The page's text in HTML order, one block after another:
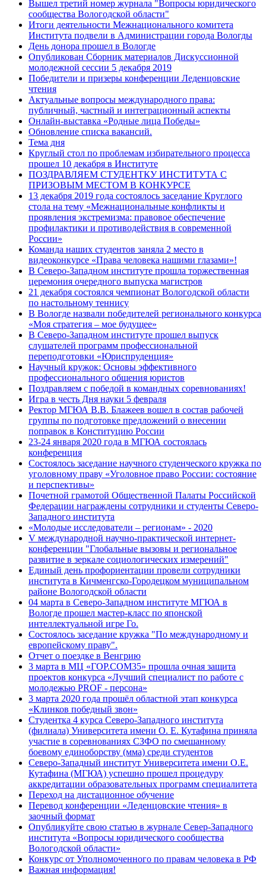
Вышел третий номер журнала "Вопросы юридического
сообщества Вологодской области"
Итоги деятельности Межнационального комитета
Института подвели в Администрации города Вологды
День донора прошел в Вологде
Опубликован Сборник материалов Дискуссионной
молодежной сессии 5 декабря 2019
Победители и призеры конференции Леденцовские
чтения
Актуальные вопросы международного права:
публичный, частный и интеграционный аспекты
Онлайн-выставка «Родные лица Победы»
Обновление списка вакансий.
Тема дня
Круглый стол по проблемам избирательного процесса
прошел 10 декабря в Институте
ПОЗДРАВЛЯЕМ СТУДЕНТКУ ИНСТИТУТА С
ПРИЗОВЫМ МЕСТОМ В КОНКУРСЕ
13 декабря 2019 года состоялось заседание Круглого
стола на тему «Межнациональные конфликты и
проявления экстремизма: правовое обеспечение
профилактики и противодействия в современной
России»
Команда наших студентов заняла 2 место в
видеоконкурсе «Права человека нашими глазами»!
В Северо-Западном институте прошла торжественная
церемония очередного выпуска магистров
21 декабря состоялся чемпионат Вологодской области
по настольному теннису
В Вологде назвали победителей регионального конкурса
«Моя стратегия – мое будущее»
В Северо-Западном институте прошел выпуск
слушателей программ профессиональной
переподготовки «Юриспруденция»
Научный кружок: Основы эффективного
профессионального общения юристов
Поздравляем с победой в командных соревнованиях!
Игра в честь Дня науки 5 февраля
Ректор МГЮА В.В. Блажеев вошел в состав рабочей
группы по подготовке предложений о внесении
поправок в Конституцию России
23-24 января 2020 года в МГЮА состоялась
конференция
Состоялось заседание научного студенческого кружка по
уголовному праву «Уголовное право России: состояние
и перспективы»
Почетной грамотой Общественной Палаты Российской
Федерации награждены сотрудники и студенты Северо-
Западного института
«Молодые исследователи – регионам» - 2020
V международной научно-практической интернет-
конференции "Глобальные вызовы и региональное
развитие в зеркале социологических измерений"
Единый день профориентации провели сотрудники
института в Кичменгско-Городецком муниципальном
районе Вологодской области
04 марта в Северо-Западном институте МГЮА в
Вологде прошел мастер-класс по японской
интеллектуальной игре Го.
Состоялось заседание кружка "По международному и
европейскому праву".
Отчет о поездке в Венгрию
3 марта в МЦ «ГОР.СОМ35» прошла очная защита
проектов конкурса «Лучший специалист по работе с
молодежью PROF - персона»
3 марта 2020 года прошёл областной этап конкурса
«Клинков победный звон»
Студентка 4 курса Северо-Западного института
(филиала) Университета имени О. Е. Кутафина приняла
участие в соревнованиях СЗФО по смешанному
боевому единоборству (мма) среди студентов
Северо-Западный институт Университета имени О.Е.
Кутафина (МГЮА) успешно прошел процедуру
аккредитации образовательных программ специалитета
Переход на дистационное обучение
Перевод конференции «Леденцовские чтения» в
заочный формат
Опубликуйте свою статью в журнале Север-Западного
института «Вопросы юридического сообщества
Вологодской области»
Конкурс от Уполномоченного по правам человека в РФ
Важная информация!